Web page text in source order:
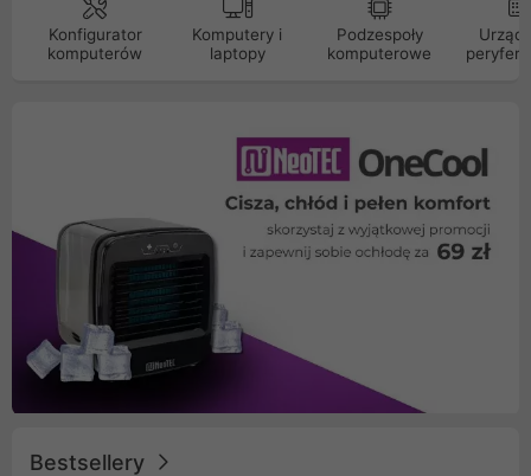
Konfigurator
komputerów
Komputery i
laptopy
Podzespoły
komputerowe
Bestsellery